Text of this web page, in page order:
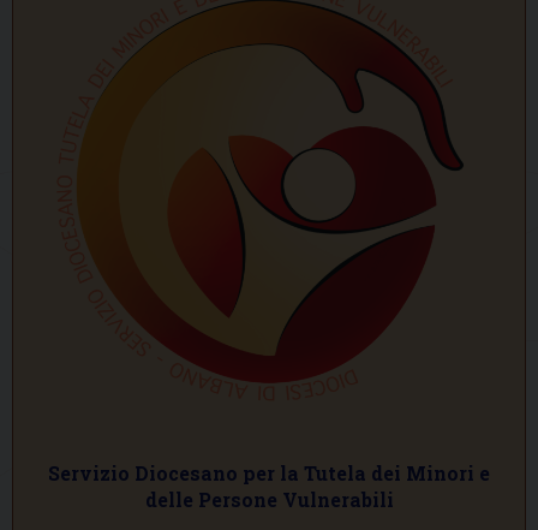
Servizio Diocesano per la Tutela dei Minori e
delle Persone Vulnerabili